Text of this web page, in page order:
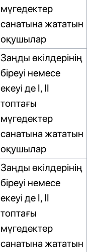
мүгедектер
санатына жататын
оқушылар
Заңды өкілдерінің
біреуі немесе
екеуі де I, II
топтағы
мүгедектер
санатына жататын
оқушылар
Заңды өкілдерінің
біреуі немесе
екеуі де I, II
топтағы
мүгедектер
санатына жататын